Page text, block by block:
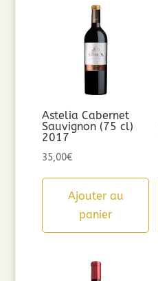
Astelia Cabernet
Sauvignon (75 cl)
2017
35,00€
Ajouter au
panier